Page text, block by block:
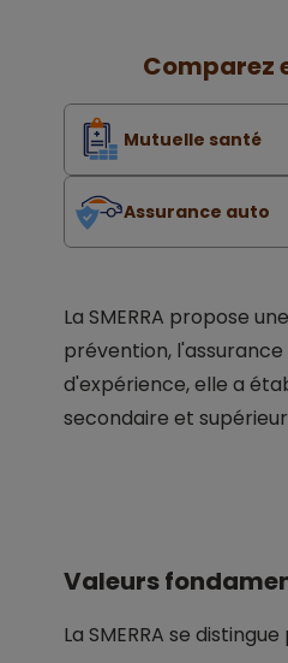
Comparez
Mutuelle santé
Assurance auto
La SMERRA propose
prévention,
d'expérience, elle a
secondaire et
Valeurs
La SMERRA se